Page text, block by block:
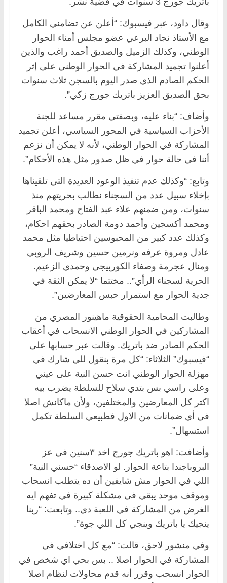
وقال داود، عبر فيسبوك: “أعلن عن تضامني الكامل
مع الأستاذ نجاد البرعي عضو مجلس أمناء الحوار
الوطني، وكذلك الزميل والصديق أحمد راغب والذين
أعلنوا تجميد المشاركة في الحوار الوطني على إثر
الحكم الصادم الذي صدر اليوم بالسجن ثلاث سنوات
بحق الصديق العزيز باتريك جورج زكي”.
وأضاف: “بناء عليه، وبصفتي مقرر مساعد للجنة
الأحزاب السياسية في المحور السياسي، أعلن تجميد
المشاركة في الحوار الوطني، لأنه لا يمكن أن نزعم
أننا في حالة حوار في ظل صدور مثل هذه الأحكام”.
وتابع: “وكذلك عدم تنفيذ الوعود العديدة التي تلقيناها
بإخلاء سبيل عدد من السجناء نطالب بحريتهم منذ
سنوات، ومن ضمنهم علاء عبد الفتاح ومحمد الباقر
ومحمد أكسجين وأحمد دومة الصادر بحقهم احكام،
وكذلك عدد كبير من المحبوسين احتياطيا مثل محمد
عادل ومروة عرفه ونرمين حسين وشريف الروبي
ومنال عجرمة وصفاء الكوربيجي وحمدي الزعيم.
الحرية لسجناء الرأي”.. مختتما “لا يمكن الثقة في
جدية الحوار مع استمرار حبس المعارضين”.
وطالبت المحامية الحقوقية ماهينور المصري من
المشاركين في الحوار الوطني الانسحاب في أعقاب
الحكم الصادر ضد باتريك. وقالت عبر حسابها على
“فيسبوك” الثلاثاء: “كل مرة بنقول للي شارك في
مهزلة الحوار الوطني انت حسن النية على عيني
وعلى راسي بس بتدي سلاح للسلطة يضرب بيه
اكتر كل المعارضين والمختلفين، ولأن ماكانش اصلا
في أي ضمانات من الاول فطبيعي السلطة تكمل
استسهال”.
وأضافت: اهو باتريك جورج اخد ٣سنين في عز
البروباجندا بتاعة الحوار. لو الاصدقاء “حسني النية”
اللي في الحوار مش شايفين أن ده يتطلب انسحاب
وموقف موحد يبقي في مشكلة كبيرة في تفهم ايه
الغرض من المشاركة في اللعبة دي.. وتابعت: “ربنا
ينجيك يا باتريك وينجي كل اللي جوة”.
وفي منشور لاحق، قالت: “مع كل اختلافي في
المشاركة في الحوار اصلا .. بس بحي اي شخص في
الحوار انسحب وقرر أنه قدم محاولات لنظام اصلا